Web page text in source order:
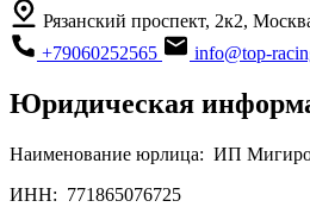
Рязанский проспект, 2к2,
+79060252565
info@top-
Юридическая
Наименование юрлица: ИП
ИНН: 771865076725